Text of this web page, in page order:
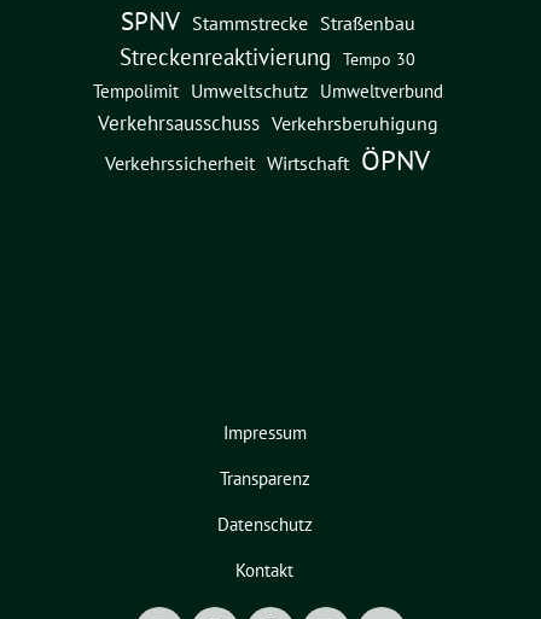
SPNV Stammstrecke Straßenbau
Streckenreaktivierung Tempo 30
Tempolimit Umweltschutz Umweltverbund
Verkehrsausschuss Verkehrsberuhigung
Verkehrssicherheit Wirtschaft ÖPNV
Impressum
Transparenz
Datenschutz
Kontakt